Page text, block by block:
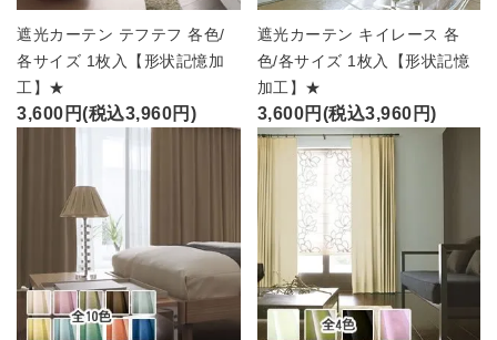
遮光カーテン テフテフ 各色/
各サイズ 1枚入【形状記憶加
工】★
3,600円(税込3,960円)
遮光カーテン キイレース 各
色/各サイズ 1枚入【形状記憶
加工】★
3,600円(税込3,960円)